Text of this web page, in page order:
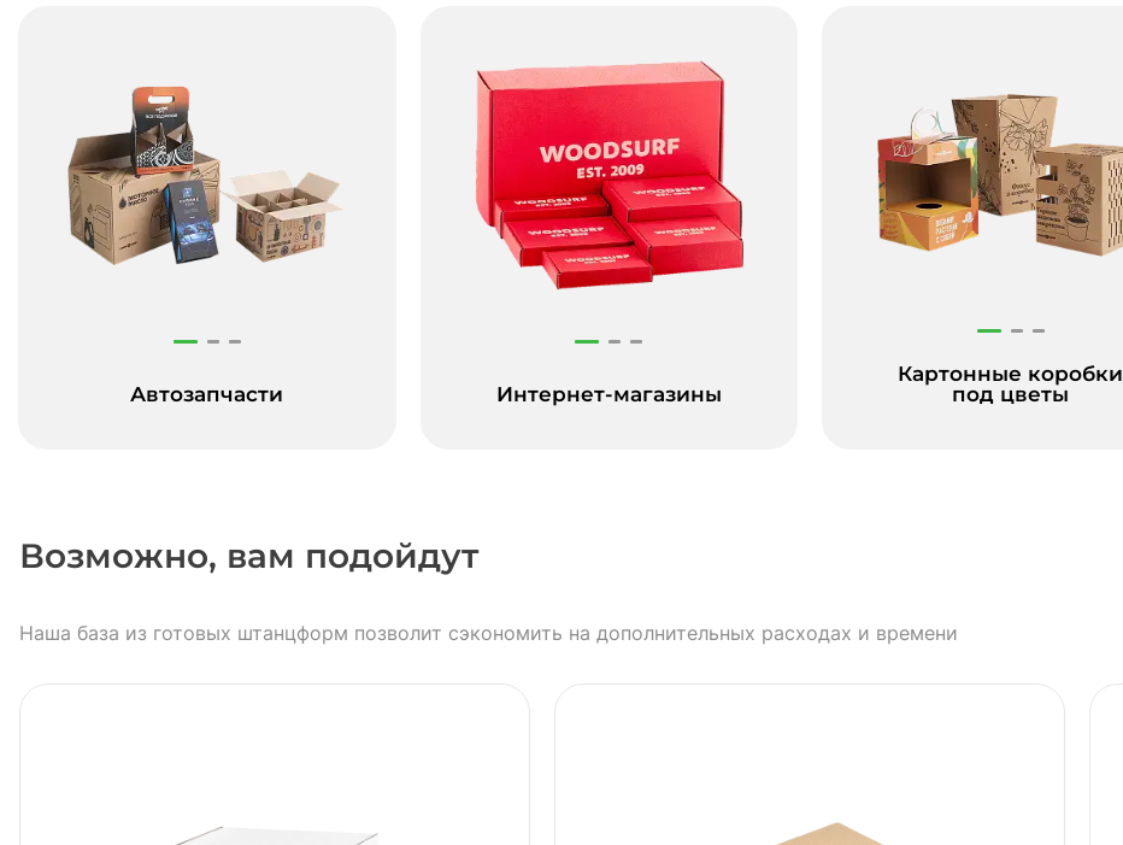
Автозапчасти Интернет-магазины
Картонные коробки
под цветы
Возможно, вам подойдут
Наша база из готовых штанцформ позволит сэкономить на дополнительных расходах и времени